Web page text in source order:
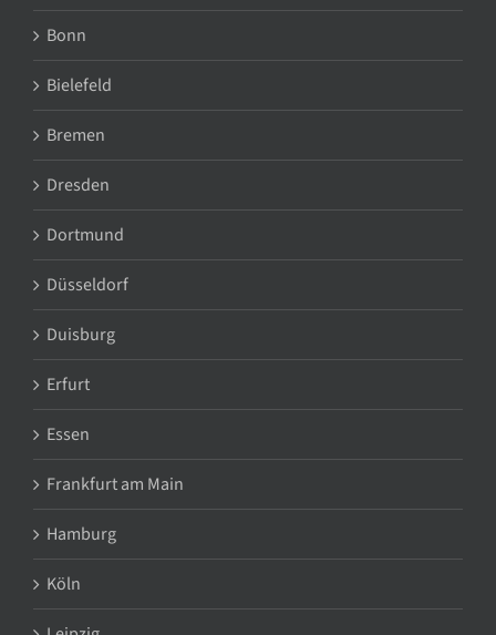
Bonn
Bielefeld
Bremen
Dresden
Dortmund
Düsseldorf
Duisburg
Erfurt
Essen
Frankfurt am Main
Hamburg
Köln